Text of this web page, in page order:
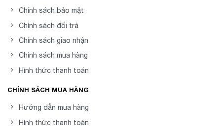
Chính sách bảo mật
Chính sách đổi trả
Chính sách giao nhận
Chính sách mua hàng
Hình thức thanh toán
CHÍNH SÁCH MUA HÀNG
Hướng dẫn mua hàng
Hình thức thanh toán